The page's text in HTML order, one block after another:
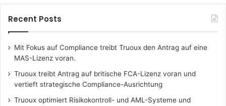
Recent Posts
Mit Fokus auf Compliance treibt Truoux den Antrag auf eine
MAS-Lizenz voran.
Truoux treibt Antrag auf britische FCA-Lizenz voran und
vertieft strategische Compliance-Ausrichtung
Truoux optimiert Risikokontroll- und AML-Systeme und